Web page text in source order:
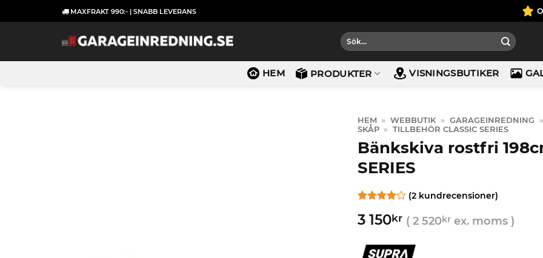
to
MAXFRAKT 990:- | SNABB LEVERANS
Sök
efter:
HEM PRODUKTER VISNINGSBUTIKER
HEM » WEBBUTIK » GARAGEINREDNING »
SKÅP » TILLBEHÖR CLASSIC SERIES
Bänkskiva rostfri
SERIES
4av 5
kundrecensioner
(2 kundrecensioner)
3 150kr ( 2 520krex. moms )